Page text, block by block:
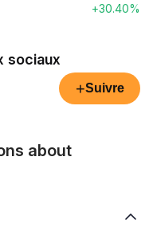
+30.40%
sociaux
+Suivre
about